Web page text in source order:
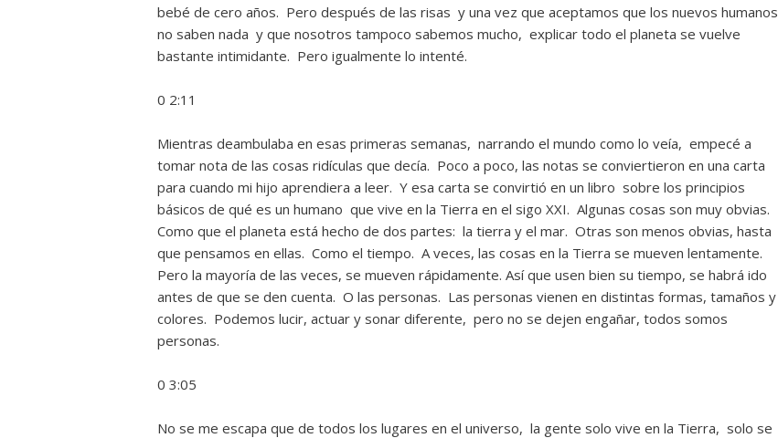
bebé de cero años. Pero después de las risas y una vez que aceptamos que los nuevos humanos
no saben nada y que nosotros tampoco sabemos mucho, explicar todo el planeta se vuelve
bastante intimidante. Pero igualmente lo intenté.
0 2:11
Mientras deambulaba en esas primeras semanas, narrando el mundo como lo veía, empecé a
tomar nota de las cosas ridículas que decía. Poco a poco, las notas se conviertieron en una carta
para cuando mi hijo aprendiera a leer. Y esa carta se convirtió en un libro sobre los principios
básicos de qué es un humano que vive en la Tierra en el sigo XXI. Algunas cosas son muy obvias.
Como que el planeta está hecho de dos partes: la tierra y el mar. Otras son menos obvias, hasta
que pensamos en ellas. Como el tiempo. A veces, las cosas en la Tierra se mueven lentamente.
Pero la mayoría de las veces, se mueven rápidamente. Así que usen bien su tiempo, se habrá ido
antes de que se den cuenta. O las personas. Las personas vienen en distintas formas, tamaños y
colores. Podemos lucir, actuar y sonar diferente, pero no se dejen engañar, todos somos
personas.
0 3:05
No se me escapa que de todos los lugares en el universo, la gente solo vive en la Tierra, solo se